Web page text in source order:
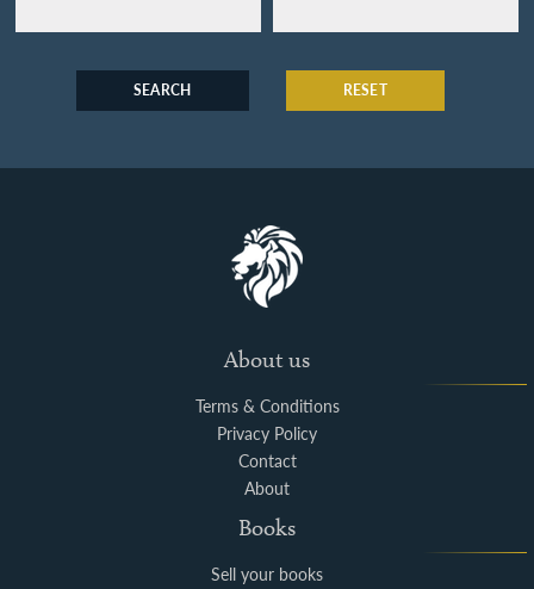
SEARCH RESET
About us
Terms & Conditions
Privacy Policy
Contact
About
Books
Sell your books